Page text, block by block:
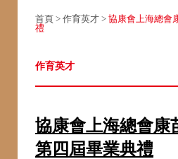
首頁 > 作育英才 > 協康會上海總會
禮
作育英才
協康會上海總會康
第四屆畢業典禮